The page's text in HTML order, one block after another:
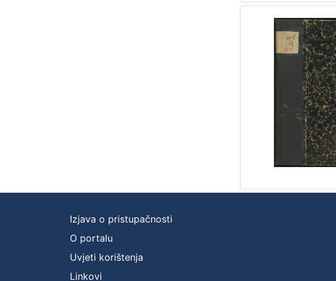
Izjava o pristupačnosti
O portalu
Uvjeti korištenja
Linkovi